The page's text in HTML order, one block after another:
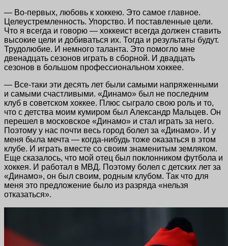
— Во-первых, любовь к хоккею. Это самое главное.
Целеустремленность. Упорство. И поставленные цели.
Что я всегда и говорю — хоккеист всегда должен ставить
высокие цели и добиваться их. Тогда и результаты будут.
Трудолюбие. И немного таланта. Это помогло мне
двенадцать сезонов играть в сборной. И двадцать
сезонов в большом профессиональном хоккее.
— Все-таки эти десять лет были самыми напряженными
и самыми счастливыми. «Динамо» был не последним
клуб в советском хоккее. Плюс сыграло свою роль и то,
что с детства моим кумиром был Александр Мальцев. Он
перешел в московское «Динамо» и стал играть за него.
Поэтому у нас почти весь город болел за «Динамо». И у
меня была мечта — когда-нибудь тоже оказаться в этом
клубе. И играть вместе со своим знаменитым земляком.
Еще сказалось, что мой отец был поклонником футбола и
хоккея. И работал в МВД. Поэтому болел с детских лет за
«Динамо», он был своим, родным клубом. Так что для
меня это предложение было из разряда «нельзя
отказаться».